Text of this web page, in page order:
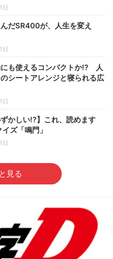
日
だSR400が、人生を変え
日
にも使えるコンパクトか!? 人
シートアレンジと寝られる広
日
ずかしい!?】これ、読めます
ズ「鳴門」
日
見る